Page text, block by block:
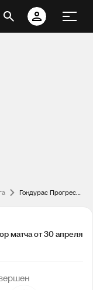
Гондурас Прогресо - Хутикальпа: обзор матча от 30 апреля 2017
матча от 30 апреля